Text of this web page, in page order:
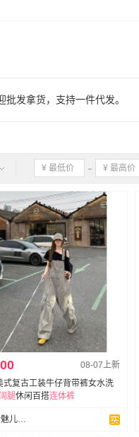
批发拿货，支持一件代发。
08-07上新
式复古工装牛仔背带裤女水洗
阔腿休闲百搭连体裤
货源 伊魅儿牛仔